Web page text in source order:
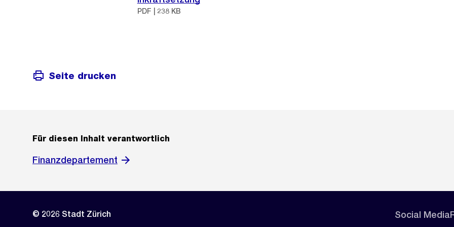
PDF | 238 KB
Seite drucken
Für diesen Inhalt verantwortlich
Finanzdepartement
© 2026 Stadt Zürich Social Media